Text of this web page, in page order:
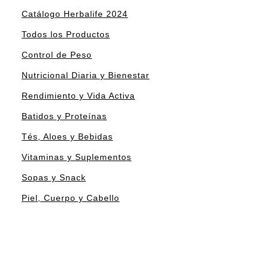
Catálogo Herbalife 2024
Todos los Productos
Control de Peso
Nutricional Diaria y Bienestar
Rendimiento y Vida Activa
Batidos y Proteínas
Tés, Aloes y Bebidas
Vitaminas y Suplementos
Sopas y Snack
Piel, Cuerpo y Cabello